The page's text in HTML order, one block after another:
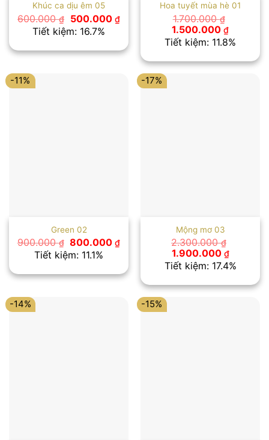
Khúc ca dịu êm 05
600.000₫
Giá
gốc
là:
500.000 ₫Giá
hiện
là:
500.000 ₫.
Tiết kiệm: 16.7%
Hoa tuyết mùa hè 01
1.700.000₫
Giá
gốc
là:
1.500.000 ₫Giá
hiện
tại
Tiết kiệm: 11.8%
-11%
Green 02
900.000₫ Giá
gốc
là:
800.000₫Giá
là:
800.000 ₫.
Tiết kiệm: 11.1%
-17%
Mộng mơ 03
2.300.000₫
Giá
gốc
là:
1.900.000 ₫Giá
hiện
tại
Tiết kiệm: 17.4%
-14% -15%